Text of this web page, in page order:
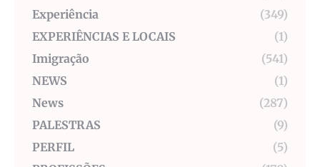
Experiência
(349)
EXPERIÊNCIAS E LOCAIS
(1)
Imigração
(541)
NEWS
(1)
News
(287)
PALESTRAS
(9)
PERFIL
(5)